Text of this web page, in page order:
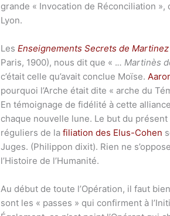
grande « Invocation de Réconciliation »,
Lyon.
Les Enseignements Secrets de
Paris, 1900), nous dit que « ... Martinès
c’était celle qu’avait conclue Moïse.
pourquoi l’Arche était dite « arche du
En témoignage de fidélité à cette
chaque nouvelle lune. Le but du
réguliers de lafiliation des Elus-Cohen
Juges. (Philippon dixit). Rien ne
l’Histoire de l’Humanité.
Au début de toute l’Opération, il faut
sont les « passes » qui confirment à